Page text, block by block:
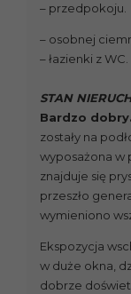
– przedpokoju.
– osobnej
– łazienki z WC.
STAN
Bardzo dobry.
zostały na
wyposażona w
znajduje się
przeszło
wymieniono
Ekspozycja
w duże okna,
dobrze